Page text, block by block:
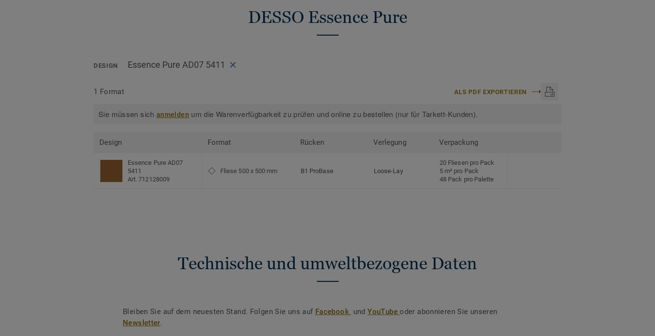
DESSO Essence Pure
DESIGN Essence Pure AD07 5411
1 Format ALS PDF EXPORTIEREN
Sie müssen sichanmelden um die Warenverfügbarkeit zu prüfen und online zu bestellen (nur für Tarkett-Kunden).
Design Format Rücken Verlegung Verpackung
Essence Pure AD07
5411
Art. 712128009
Fliese 500 x 500 mm B1 ProBase Loose-Lay
20 Fliesen pro Pack
5 m² pro Pack
48 Pack pro Palette
Technische und umweltbezogene Daten
Bleiben Sie auf dem neuesten Stand. Folgen Sie uns auf Facebook undYouTubeoder abonnieren Sie unseren
Newsletter.